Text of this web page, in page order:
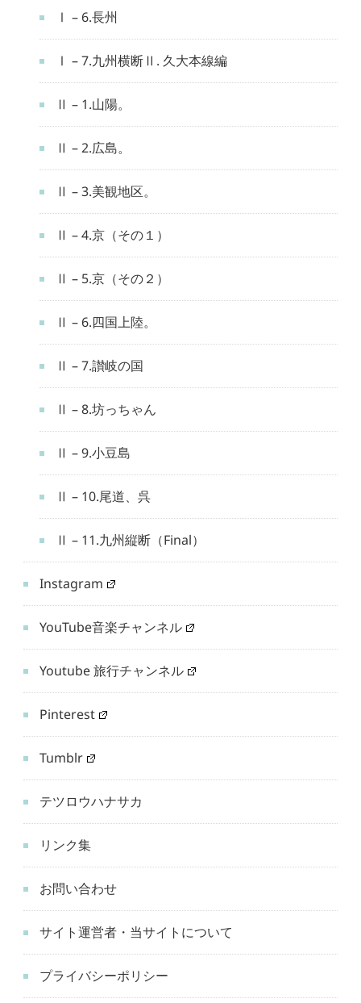
Ⅰ – 6.長州
Ⅰ – 7.九州横断Ⅱ. 久大本線編
Ⅱ – 1.山陽。
Ⅱ – 2.広島。
Ⅱ – 3.美観地区。
Ⅱ – 4.京（その１）
Ⅱ – 5.京（その２）
Ⅱ – 6.四国上陸。
Ⅱ – 7.讃岐の国
Ⅱ – 8.坊っちゃん
Ⅱ – 9.小豆島
Ⅱ – 10.尾道、呉
Ⅱ – 11.九州縦断（Final）
Instagram
YouTube音楽チャンネル
Youtube 旅行チャンネル
Pinterest
Tumblr
テツロウハナサカ
リンク集
お問い合わせ
サイト運営者・当サイトについて
プライバシーポリシー